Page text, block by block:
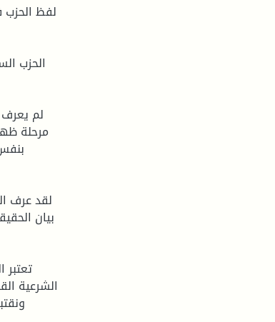
لفظ الحزب
الحزب
لم يعرف
لقد عرف
بيان
الشرعية